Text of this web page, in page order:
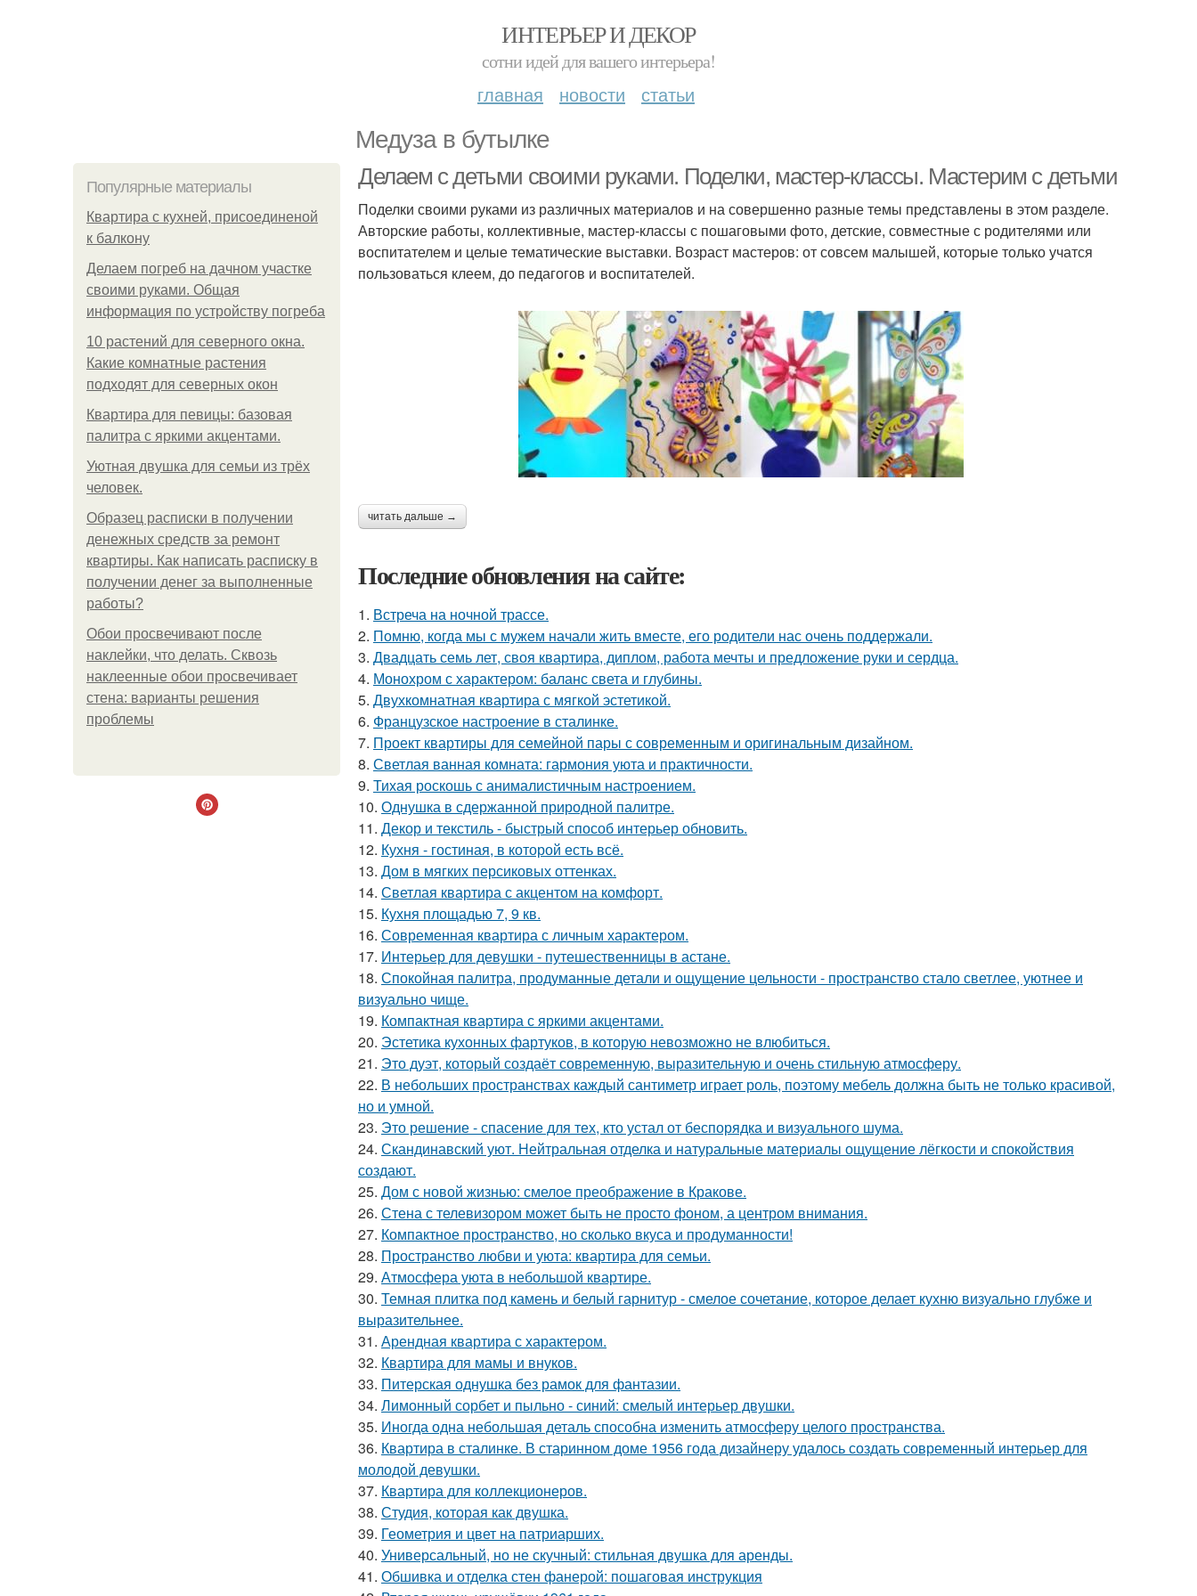
ИНТЕРЬЕР И ДЕКОР
сотни идей для вашего интерьера!
главная новости статьи
Медуза в бутылке
Популярные материалы
Квартира с кухней, присоединеной
к балкону
Делаем погреб на дачном участке
своими руками. Общая
информация по устройству погреба
10 растений для северного окна.
Какие комнатные растения
подходят для северных окон
Квартира для певицы: базовая
палитра с яркими акцентами.
Уютная двушка для семьи из трёх
человек.
Образец расписки в получении
денежных средств за ремонт
квартиры. Как написать расписку в
получении денег за выполненные
работы?
Обои просвечивают после
наклейки, что делать. Сквозь
наклеенные обои просвечивает
стена: варианты решения
проблемы
Делаем с детьми своими руками. Поделки, мастер-классы. Мастерим с детьми
Поделки своими руками из различных материалов и на совершенно разные темы представлены в этом разделе.
Авторские работы, коллективные, мастер-классы с пошаговыми фото, детские, совместные с родителями или
воспитателем и целые тематические выставки. Возраст мастеров: от совсем малышей, которые только учатся
пользоваться клеем, до педагогов и воспитателей.
читать дальше →
Последние обновления на сайте:
1. Встреча на ночной трассе.
2. Помню, когда мы с мужем начали жить вместе, его родители нас очень поддержали.
3. Двадцать семь лет, своя квартира, диплом, работа мечты и предложение руки и сердца.
4. Монохром с характером: баланс света и глубины.
5. Двухкомнатная квартира с мягкой эстетикой.
6. Французское настроение в сталинке.
7. Проект квартиры для семейной пары с современным и оригинальным дизайном.
8. Светлая ванная комната: гармония уюта и практичности.
9. Тихая роскошь с анималистичным настроением.
10. Однушка в сдержанной природной палитре.
11. Декор и текстиль - быстрый способ интерьер обновить.
12. Кухня - гостиная, в которой есть всё.
13. Дом в мягких персиковых оттенках.
14. Светлая квартира с акцентом на комфорт.
15. Кухня площадью 7, 9 кв.
16. Современная квартира с личным характером.
17. Интерьер для девушки - путешественницы в астане.
18. Спокойная палитра, продуманные детали и ощущение цельности - пространство стало светлее, уютнее и
визуально чище.
19. Компактная квартира с яркими акцентами.
20. Эстетика кухонных фартуков, в которую невозможно не влюбиться.
21. Это дуэт, который создаёт современную, выразительную и очень стильную атмосферу.
22. В небольших пространствах каждый сантиметр играет роль, поэтому мебель должна быть не только красивой,
но и умной.
23. Это решение - спасение для тех, кто устал от беспорядка и визуального шума.
24. Скандинавский уют. Нейтральная отделка и натуральные материалы ощущение лёгкости и спокойствия
создают.
25. Дом с новой жизнью: смелое преображение в Кракове.
26. Стена с телевизором может быть не просто фоном, а центром внимания.
27. Компактное пространство, но сколько вкуса и продуманности!
28. Пространство любви и уюта: квартира для семьи.
29. Атмосфера уюта в небольшой квартире.
30. Темная плитка под камень и белый гарнитур - смелое сочетание, которое делает кухню визуально глубже и
выразительнее.
31. Арендная квартира с характером.
32. Квартира для мамы и внуков.
33. Питерская однушка без рамок для фантазии.
34. Лимонный сорбет и пыльно - синий: смелый интерьер двушки.
35. Иногда одна небольшая деталь способна изменить атмосферу целого пространства.
36. Квартира в сталинке. В старинном доме 1956 года дизайнеру удалось создать современный интерьер для
молодой девушки.
37. Квартира для коллекционеров.
38. Студия, которая как двушка.
39. Геометрия и цвет на патриарших.
40. Универсальный, но не скучный: стильная двушка для аренды.
41. Обшивка и отделка стен фанерой: пошаговая инструкция